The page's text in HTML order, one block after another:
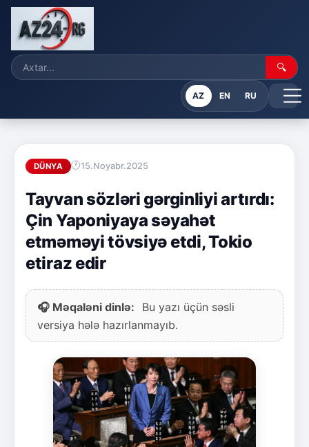
🔍
AZ EN RU
DÜNYA 15.Noyabr.2025
Tayvan sözləri gərginliyi artırdı:
Çin Yaponiyaya səyahət
etməməyi tövsiyə etdi, Tokio
etiraz edir
🎧 Məqaləni dinlə:
Bu yazı üçün səsli
versiya hələ hazırlanmayıb.